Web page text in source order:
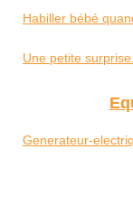
Habiller bébé
Une petite
Generateur-